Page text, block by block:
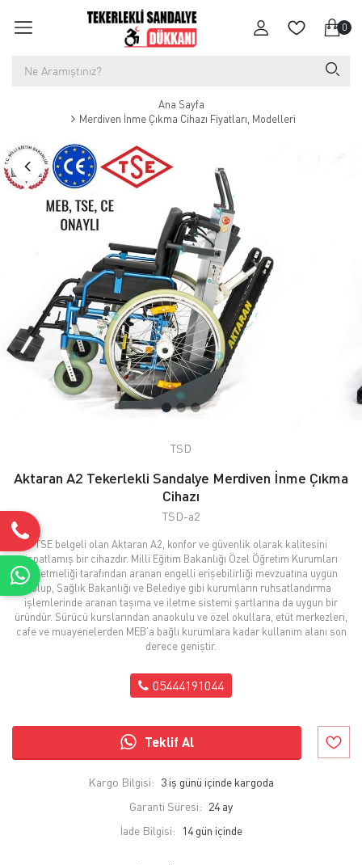
0
Ana Sayfa
Merdiven İnme Çıkma Cihazı Fiyatları, Modelleri
TSD
Aktaran A2 Tekerlekli Sandalye Merdiven İnme Çıkma
Cihazı
TSD-a2
TSE belgeli olan Aktaran A2, konfor ve güvenlik olarak kalitesini
ispatlamış bir cihazdır. Milli Eğitim Bakanlığı Özel Öğretim Kurumları
Yönetmeliği tarafından aranan engelli erişebilirliği mevzuatına uygun
olup, Sağlık Bakanlığı ve Belediye gibi kurumların ruhsatlandırma
işlemlerinde aranan taşıma ve iletme sistemi şartlarına da uygun bir
üründür. Sürücü kurslarından anaokulu ve özel okullara, etüt merkezleri,
cafe ve muayenelerden MEB’a bağlı kurumlara kadar kullanım alanı son
derece geniştir.
05444191044
Teklif Al
Kargo Bilgisi: 3 iş günü içinde kargoda
Garanti Süresi: 24 ay
İade Bilgisi: